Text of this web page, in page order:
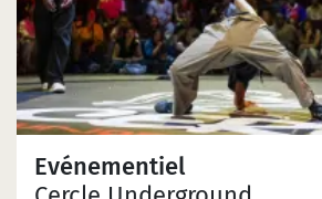
Evénementiel